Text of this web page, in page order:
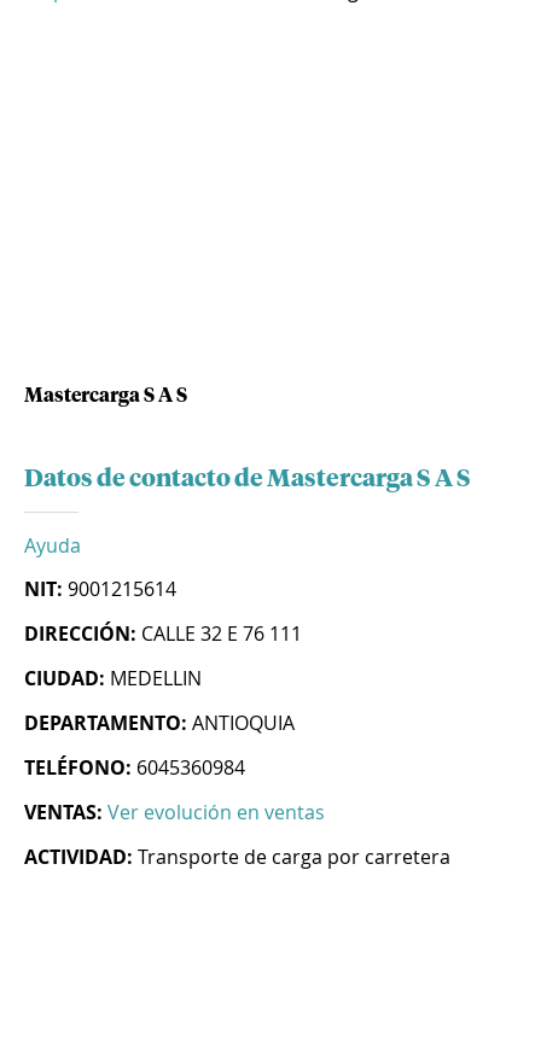
Mastercarga S A S
Datos de contacto de Mastercarga S A S
Ayuda
NIT: 9001215614
DIRECCIÓN: CALLE 32 E 76 111
CIUDAD: MEDELLIN
DEPARTAMENTO: ANTIOQUIA
TELÉFONO: 6045360984
VENTAS: Ver evolución en ventas
ACTIVIDAD: Transporte de carga por carretera